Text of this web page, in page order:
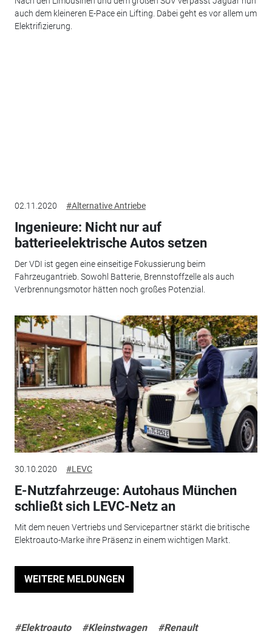
auch dem kleineren E-Pace ein Lifting. Dabei geht es vor allem um
Elektrifizierung.
02.11.2020 #Alternative Antriebe
Ingenieure: Nicht nur auf
batterieelektrische Autos setzen
Der VDI ist gegen eine einseitige Fokussierung beim
Fahrzeugantrieb. Sowohl Batterie, Brennstoffzelle als auch
Verbrennungsmotor hätten noch großes Potenzial.
30.10.2020 #LEVC
E-Nutzfahrzeuge: Autohaus München
schließt sich LEVC-Netz an
Mit dem neuen Vertriebs und Servicepartner stärkt die britische
Elektroauto-Marke ihre Präsenz in einem wichtigen Markt.
WEITERE MELDUNGEN
#Elektroauto #Kleinstwagen
#Renault